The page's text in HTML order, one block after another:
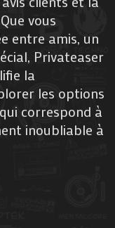
vous
entre amis, un
Privateaser
la
les options
correspond à
inoubliable à